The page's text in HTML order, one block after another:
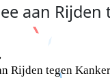
aan Rijden
Rijden tegen